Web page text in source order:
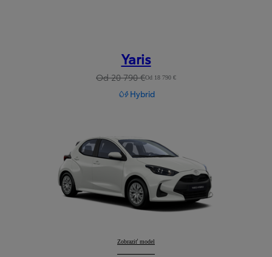
Yaris
Od 20 790 €Od 18 790 €
Hybrid
Yaris:
Zobraziť model